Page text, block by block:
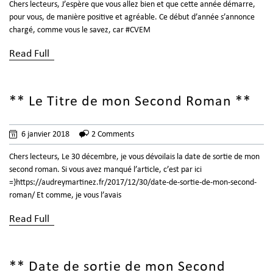
Chers lecteurs, J’espère que vous allez bien et que cette année démarre,
pour vous, de manière positive et agréable. Ce début d’année s’annonce
chargé, comme vous le savez, car #CVEM
Read Full
** Le Titre de mon Second Roman **
6 janvier 2018 2 Comments
Chers lecteurs, Le 30 décembre, je vous dévoilais la date de sortie de mon
second roman. Si vous avez manqué l’article, c’est par ici
=}https://audreymartinez.fr/2017/12/30/date-de-sortie-de-mon-second-
roman/ Et comme, je vous l’avais
Read Full
** Date de sortie de mon Second